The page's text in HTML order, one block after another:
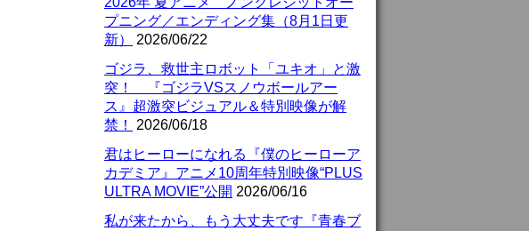
プニング／エンディング集（8月1日更
新）
2026/06/22
ゴジラ、救世主ロボット「ユキオ」と激
突！ 『ゴジラVSスノウボールアー
ス』超激突ビジュアル＆特別映像が解
禁！
2026/06/18
君はヒーローになれる『僕のヒーローア
カデミア』アニメ10周年特別映像“PLUS
ULTRA MOVIE”公開 2026/06/16
私が来たから、もう大丈夫です『青春ブ